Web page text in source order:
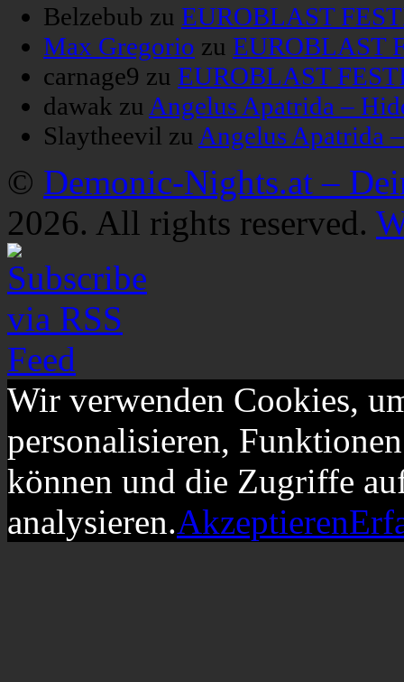
Belzebub zu EUROBLAST
Max Gregorio zu EUROBLAST
carnage9 zu EUROBLAST
dawak zu Angelus Apatrida –
Slaytheevil zu Angelus Apatrida
© Demonic-Nights.at –
2026. All rights reserved.
Wir verwenden Cookies,
personalisieren,
können und die Zugriffe
analysieren.Akzeptieren